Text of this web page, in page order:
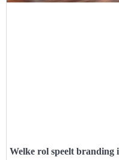
Welke rol speelt branding